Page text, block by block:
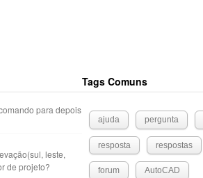
para depois
leste,
de projeto?
Tags Comuns
ajuda pergunta
resposta respostas
forum AutoCAD